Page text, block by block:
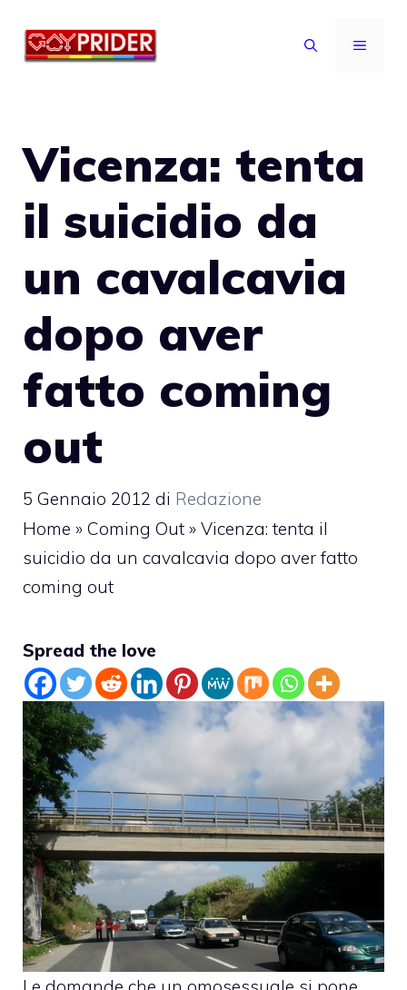
MENU
Vicenza: tenta
il suicidio da
un cavalcavia
dopo aver
fatto coming
out
5 Gennaio 2012 di Redazione
Home » Coming Out » Vicenza: tenta il
suicidio da un cavalcavia dopo aver fatto
coming out
Spread the love